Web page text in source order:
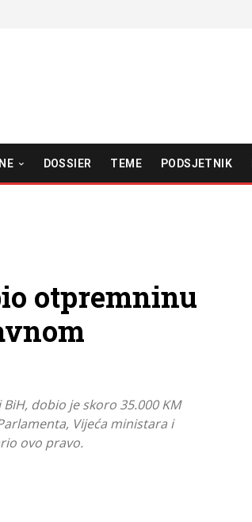
DOSSIER TEME PODSJETNIK
otpremninu
dobio je skoro 35.000 KM
Vijeća ministara i
ovo pravo.